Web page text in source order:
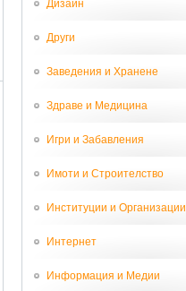
Дизайн
Други
Заведения и Хранене
Здраве и Медицина
Игри и Забавления
Имоти и Строителство
Институции и Организации
Интернет
Информация и Медии